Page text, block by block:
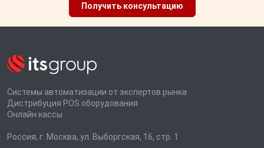
Получить консультацию
Системы автоматизации от экспертов рынка
Дистрибуция POS оборудования
Онлайн кассы
Россия, г. Москва, ул. Выборгская, 16, стр. 1